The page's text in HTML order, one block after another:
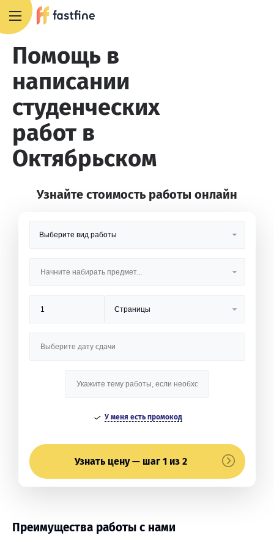
Помощь в
написании
студенческих
работ в
Октябрьском
Узнайте стоимость работы онлайн
У меня есть промокод
Узнать цену — шаг 1 из 2
Преимущества работы с нами